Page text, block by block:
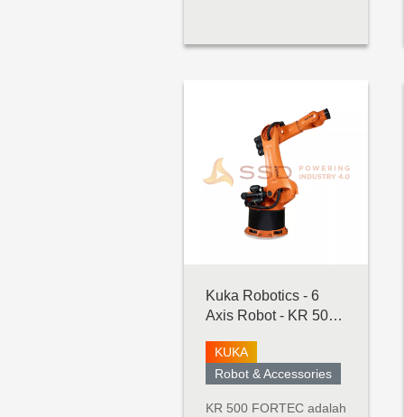
dan kemampuan
ruang kerja yang luas
tanpa mengurangi
presisi atau kinerja
muatan. UR10e ...
Kuka Robotics - 6
Axis Robot - KR 500
KUKA
Robot & Accessories
KR 500 FORTEC adalah